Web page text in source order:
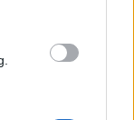
Ajax